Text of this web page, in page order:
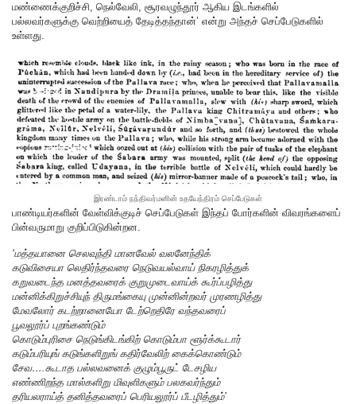
மண்ணைக்குறிச்சி, நெல்வேலி, சூரவழுந்தூர் ஆகிய இடங்களில்
பல்லவர்களுக்கு வெற்றியைத் தேடித்தந்தான்’ என்று அந்தச் செப்பேடுகளில்
உள்ளது.
இரண்டாம் நந்திவர்மனின் உதயேந்திரம் செப்பேடுகள்
பாண்டியர்களின் வேள்விக்குடிச் செப்பேடுகள் இந்தப் போர்களின் விவரங்களைப்
பின்வருமாறு குறிப்பிடுகின்றன.
‘மத்தயானை செலவுந்தி மானவேல் வலனேந்திக்
கடுவிசையா லெதிர்ந்தவரை நெடுவயல்வாய் நிகரழித்துக்
கறுவடைந்த மனத்தவரைக் குறுமுடைவாய்க் கூர்ப்பழித்து
மன்னிக்கிறுச்சியுந் திருமங்கையு முன்னின்றவர் முரணழித்து
மேவலோர் கடற்றானையோ டேற்றெதிரே வந்தவரைப்
பூவலூர்ப் புறங்கண்டும்
கொடும்புரிசை நெடுங்கிடங்கிற் கொடும்பா ளூர்க்கூடார்
கடும்பரியுங் கடுங்களிறுங் கதிர்வேலிற் கைக்கொண்டும்
சேவ….கூடாத பல்லவனைக் குழும்பூருட் டேசழிய
எண்ணிறந்த மால்களிறு மிவுளிகளும் பலகவர்ந்தும்
தரியலராய்த் தனித்தவரைப் பெரியலூர்ப் பீடழித்தும்’